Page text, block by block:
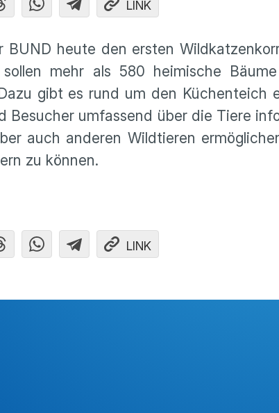
LINK
BUND heute den ersten
mehr als 580 heimische
gibt es rund um den Küchenteich
Besucher umfassend über die Tiere
auch anderen Wildtieren
zu können.
LINK